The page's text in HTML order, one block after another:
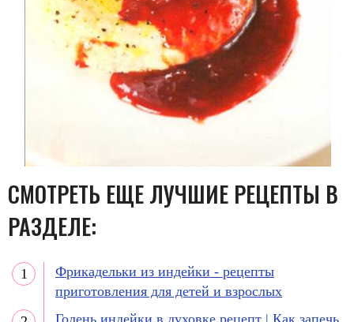
СМОТРЕТЬ ЕЩЕ ЛУЧШИЕ РЕЦЕПТЫ В
РАЗДЕЛЕ:
Фрикадельки из индейки - рецепты
приготовления для детей и взрослых
Голень индейки в духовке рецепт | Как запечь